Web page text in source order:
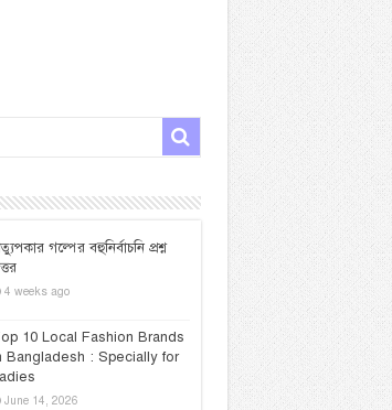
গল্পের বহুনির্বাচনি প্রশ্ন
4 weeks ago
10 Local Fashion Brands
Bangladesh : Specially for
June 14, 2026